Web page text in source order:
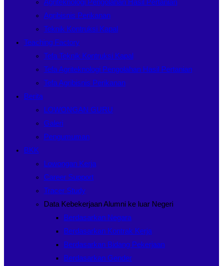
Agriteknologi Pengolahan Hasil Pertanian
Agribisnis Perikanan
Teknik Kontruksi Kapal
Teaching Factory
Tefa Teknik Kontruksi Kapal
Tefa Agriteknologi Pengolahan Hasil Pertanian
Tefa Agribisnis Perikanan
Berita
LOWONGAN GURU
Galeri
Pengumuman
BKK
Lowongan Kerja
Career Support
Tracer Study
Data Kebekerjaan Alumni ke luar Negeri
Berdasarkan Negara
Berdasarkan Kontrak Kerja
Berdasarkan Bidang Pekerjaan
Berdasarkan Gender